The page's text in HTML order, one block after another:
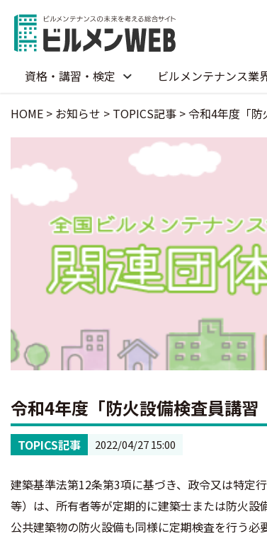
資格・講習・検定 ビルメンテナンス業
HOME > お知らせ > TOPICS記事 >令和4年度「
令和4年度「防火設備検査員講習
TOPICS記事 2022/04/27 15:00
建築基準法第12条第3項に基づき、政令又は特定
等）は、所有者等が定期的に建築士または防火設
公共建築物の防火設備も同様に定期検査を行う必